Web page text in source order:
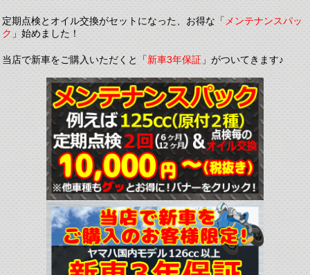
定期点検とオイル交換がセットになった、お得な「メンテナンスパッ
ク」始めました！
当店で新車をご購入いただくと「新車3年保証」がついてきます♪